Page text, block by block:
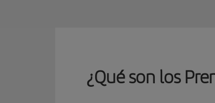
¿Qué son los